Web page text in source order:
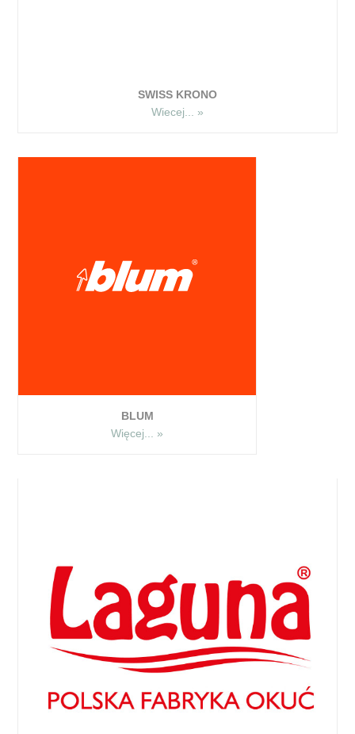
SWISS KRONO
Wiecej... »
BLUM
Więcej... »